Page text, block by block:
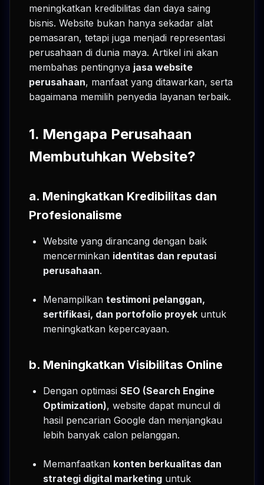
meningkatkan kredibilitas dan daya saing
bisnis. Website bukan hanya sekadar alat
pemasaran, tetapi juga menjadi representasi
perusahaan di dunia maya. Artikel ini akan
membahas pentingnya jasa website
perusahaan, manfaat yang ditawarkan, serta
bagaimana memilih penyedia layanan terbaik.
1. Mengapa Perusahaan
Membutuhkan Website?
a. Meningkatkan Kredibilitas dan
Profesionalisme
Website yang dirancang dengan baik
mencerminkan identitas dan reputasi
perusahaan.
Menampilkan testimoni pelanggan,
sertifikasi, dan portofolio proyek untuk
meningkatkan kepercayaan.
b. Meningkatkan Visibilitas Online
Dengan optimasi SEO (Search Engine
Optimization), website dapat muncul di
hasil pencarian Google dan menjangkau
lebih banyak calon pelanggan.
Memanfaatkan konten berkualitas dan
strategi digital marketing untuk